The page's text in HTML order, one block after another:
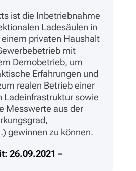
ist die Inbetriebnahme
Ladesäulen in
privaten Haushalt
mit
Demobetrieb, um
Erfahrungen und
realen Betrieb einer
Ladeinfrastruktur sowie
Messwerte aus der
gewinnen zu können.
26.09.2021 –